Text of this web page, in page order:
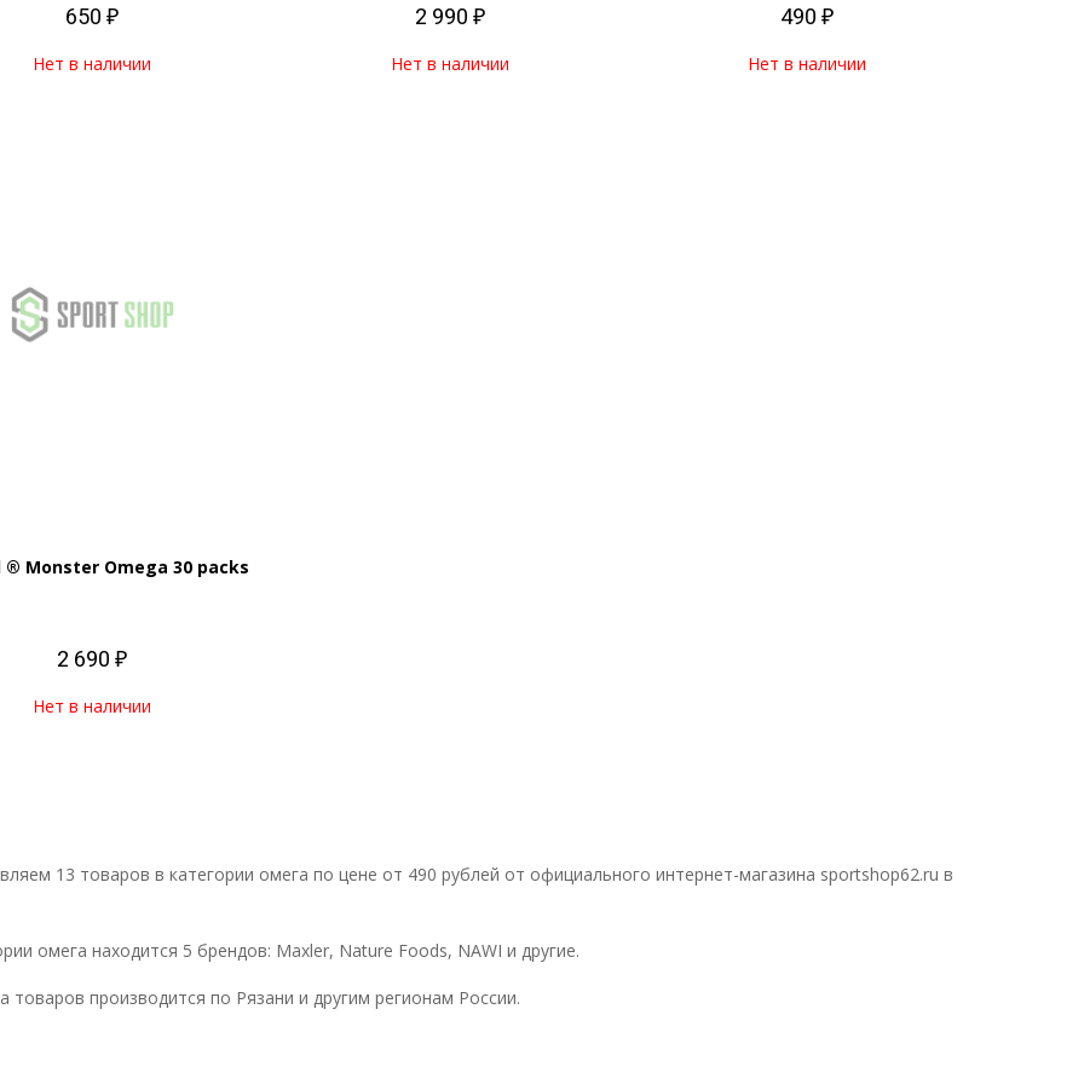
650 ₽
Нет в наличии
2 990 ₽
Нет в наличии
490 ₽
Нет в наличии
® Monster Omega 30 packs
2 690 ₽
Нет в наличии
13 товаров в категории омега по цене от 490 рублей от официального интернет-магазина sportshop62.ru в
омега находится 5 брендов: Maxler, Nature Foods, NAWI и другие.
товаров производится по Рязани и другим регионам России.